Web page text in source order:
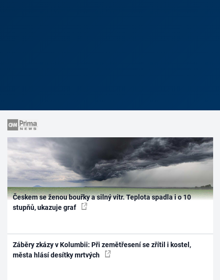
Českem se ženou bouřky a silný vítr. Teplota spadla i o 10
stupňů, ukazuje graf
Záběry zkázy v Kolumbii: Při zemětřesení se zřítil i kostel,
města hlásí desítky mrtvých